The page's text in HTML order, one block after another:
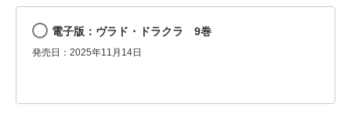
電子版：ヴラド・ドラクラ 9巻
発売日：2025年11月14日